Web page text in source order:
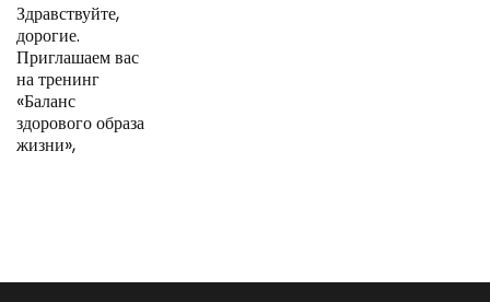
Здравствуйте,
дорогие.
Приглашаем вас
на тренинг
«Баланс
здорового образа
жизни»,